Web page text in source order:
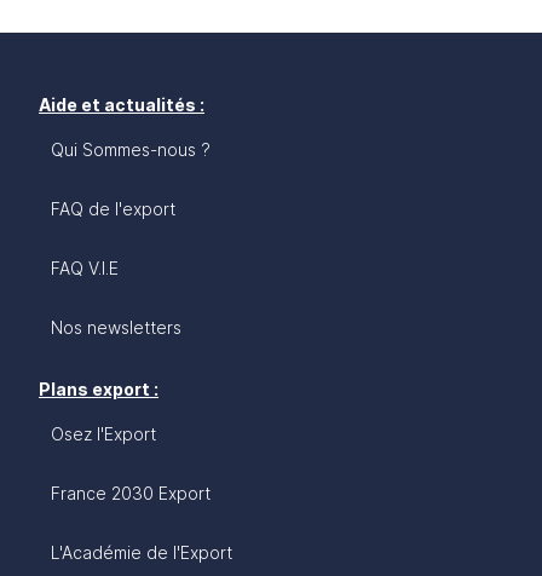
Aide et actualités :
Qui Sommes-nous ?
FAQ de l'export
FAQ V.I.E
Nos newsletters
Plans export :
Osez l'Export
France 2030 Export
L'Académie de l'Export